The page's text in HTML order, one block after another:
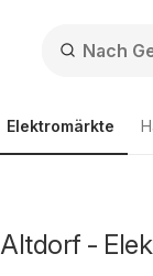
Elektromärkte
Altdorf -